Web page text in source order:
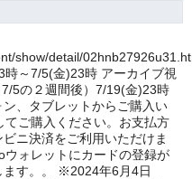
show/detail/
～7/5(金)23時 アーカイブ視
5の２週間後）7/19(金)23時
、タブレットからご購入い
ご購入ください。お支払方
ニ決済をご利用いただけま
ォレットにカードの登録が
ます。。 ※2024年6月4日